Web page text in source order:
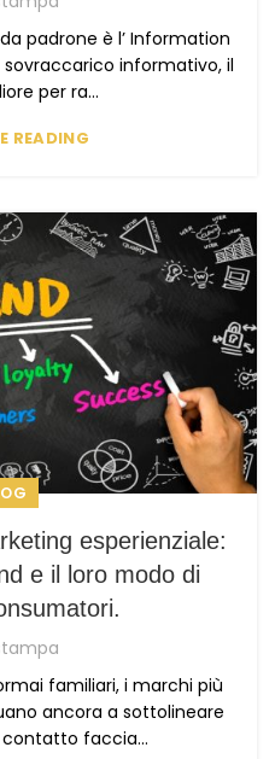
padrone è l’ Information
informativo, il
per ra...
READING
esperienziale:
e il loro modo di
familiari, i marchi più
ancora a sottolineare
contatto faccia...